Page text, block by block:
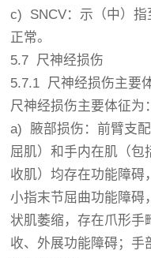
c) SNCV：示（中）指
正常。
5.7 尺神经损伤
5.7.1 尺神经损伤主要
尺神经损伤主要体征为：
a) 腋部损伤：前臂支
屈肌）和手内在肌（包
收肌）均存在功能障碍
小指末节屈曲功能障碍
状肌萎缩，存在爪形手
收、外展功能障碍；手